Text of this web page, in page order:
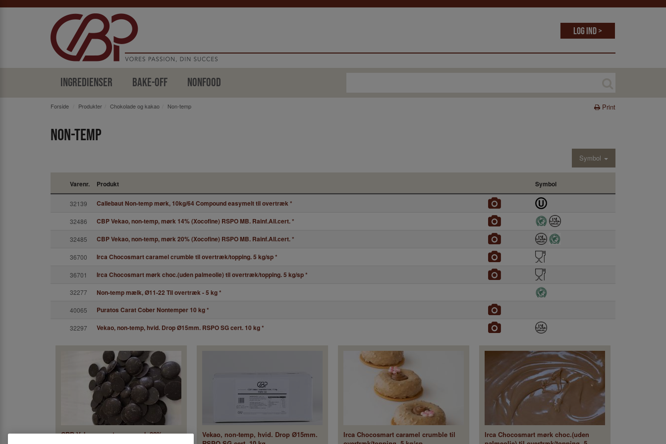
Log ind >
Ingredienser Bake-off Nonfood
Forside Produkter Chokolade og kakao Non-temp Print
Non-temp
Symbol
Varenr. Produkt Symbol
32139 Callebaut Non-temp mørk, 10kg/64 Compound easymelt til overtræk*
32486 CBP Vekao, non-temp, mørk 14% (Xocofine) RSPO MB. Rainf.All.cert.*
32485 CBP Vekao, non-temp, mørk 20% (Xocofine) RSPO MB. Rainf.All.cert.*
36700 Irca Chocosmart caramel crumble til overtræk/topping. 5 kg/sp*
36701 Irca Chocosmart mørk choc.(uden palmeolie) til overtræk/topping. 5 kg/sp*
32277 Non-temp mælk, Ø11-22 Til overtræk - 5 kg*
40065 Puratos Carat Cober Nontemper 10 kg*
32297 Vekao, non-temp, hvid. Drop Ø15mm. RSPO SG cert. 10 kg*
CBP Vekao, non-temp, mørk 20%
Vekao, non-temp, hvid. Drop Ø15mm.
Irca Chocosmart caramel crumble til
Irca Chocosmart mørk choc.(uden